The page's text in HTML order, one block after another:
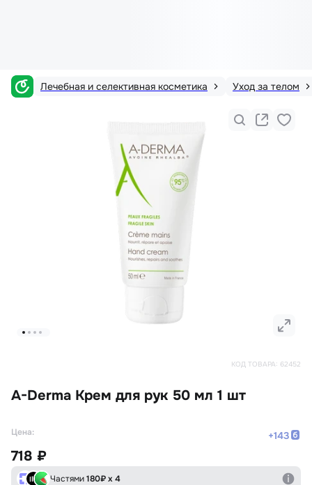
Лечебная и селективная косметика Уход за телом
КОД ТОВАРА: 62452
A-Derma Крем для рук 50 мл 1 шт
Цена: +143
718 ₽
Частями180₽ х 4